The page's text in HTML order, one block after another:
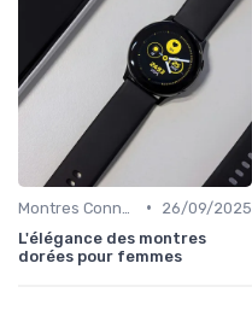
•
26/09/2025
L'élégance des montres
dorées pour femmes